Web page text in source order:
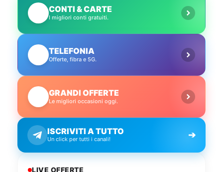
CONTI & CARTE
I migliori conti gratuiti.
TELEFONIA
Offerte, fibra e 5G.
GRANDI OFFERTE
Le migliori occasioni oggi.
ISCRIVITI A TUTTO
Un click per tutti i canali! ➔
LIVE OFFERTE